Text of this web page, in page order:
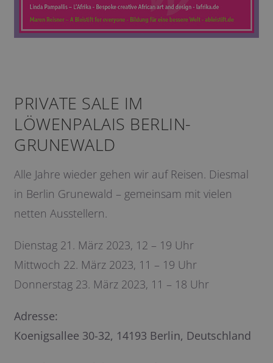
PRIVATE SALE IM
LÖWENPALAIS BERLIN-
GRUNEWALD
Alle Jahre wieder gehen wir auf Reisen. Diesmal
in Berlin Grunewald – gemeinsam mit vielen
netten Ausstellern.
Dienstag 21. März 2023, 12 – 19 Uhr
Mittwoch 22. März 2023, 11 – 19 Uhr
Donnerstag 23. März 2023, 11 – 18 Uhr
Adresse:
Koenigsallee 30-32, 14193 Berlin, Deutschland